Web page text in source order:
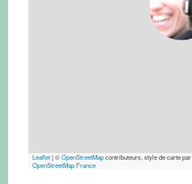
Leaflet|©OpenStreetMapcontributeurs, style de carte par
OpenStreetMap France